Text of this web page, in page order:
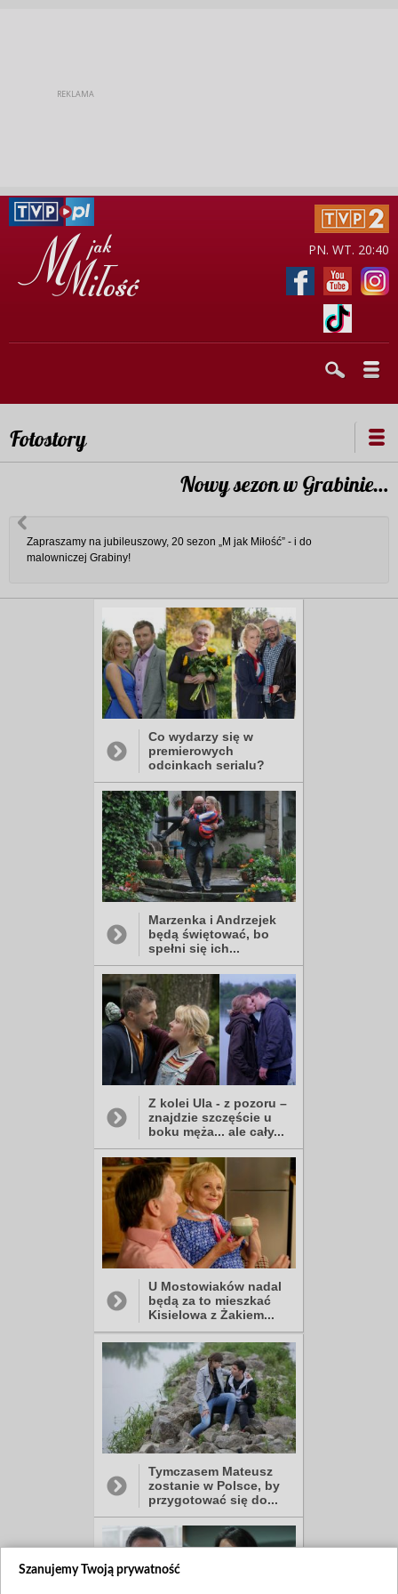
PN. WT. 20:40
Fotostory
Nowy sezon w Grabinie…
Zapraszamy na jubileuszowy, 20 sezon „M jak Miłość” - i do
malowniczej Grabiny!
Co wydarzy się w
premierowych
odcinkach serialu?
Marzenka i Andrzejek
będą świętować, bo
spełni się ich...
Z kolei Ula - z pozoru –
znajdzie szczęście u
boku męża... ale cały...
U Mostowiaków nadal
będą za to mieszkać
Kisielowa z Żakiem...
Tymczasem Mateusz
zostanie w Polsce, by
przygotować się do...
Szanujemy Twoją prywatność